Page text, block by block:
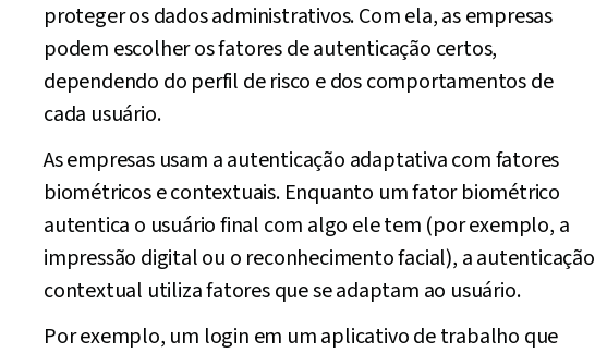
proteger os dados administrativos. Com ela, as empresas
podem escolher os fatores de autenticação certos,
dependendo do perfil de risco e dos comportamentos de
cada usuário.
As empresas usam a autenticação adaptativa com fatores
biométricos e contextuais. Enquanto um fator biométrico
autentica o usuário final com algo ele tem (por exemplo, a
impressão digital ou o reconhecimento facial), a autenticação
contextual utiliza fatores que se adaptam ao usuário.
Por exemplo, um login em um aplicativo de trabalho que